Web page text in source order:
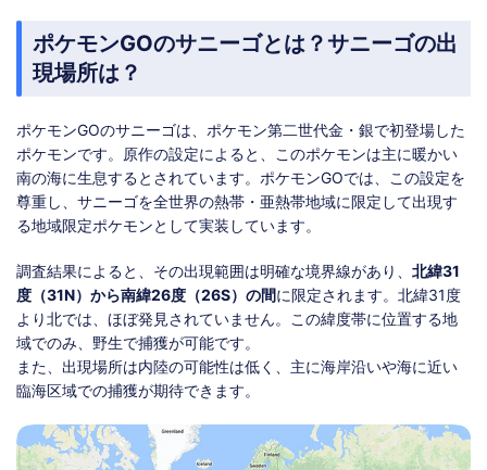
ポケモンGOのサニーゴとは？サニーゴの出
現場所は？
ポケモンGOのサニーゴは、ポケモン第二世代金・銀で初登場した
ポケモンです。原作の設定によると、このポケモンは主に暖かい
南の海に生息するとされています。ポケモンGOでは、この設定を
尊重し、サニーゴを全世界の熱帯・亜熱帯地域に限定して出現す
る地域限定ポケモンとして実装しています。
調査結果によると、その出現範囲は明確な境界線があり、 北緯31
度（31N）から南緯26度（26S）の間に限定されます。北緯31度
より北では、ほぼ発見されていません。この緯度帯に位置する地
域でのみ、野生で捕獲が可能です。
また、出現場所は内陸の可能性は低く、主に海岸沿いや海に近い
臨海区域での捕獲が期待できます。